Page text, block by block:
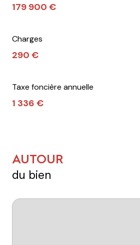
179 900 €
Charges
290 €
Taxe foncière annuelle
1 336 €
AUTOUR
du bien